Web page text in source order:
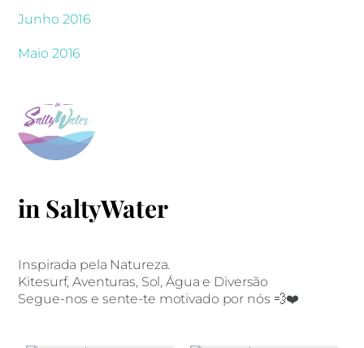
Junho 2016
Maio 2016
in SaltyWater
Inspirada pela Natureza.
Kitesurf, Aventuras, Sol, Água e Diversão
Segue-nos e sente-te motivado por nós 💨❤️